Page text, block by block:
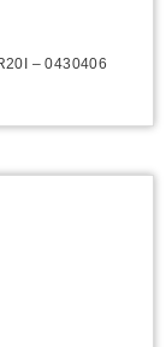
– 0430406